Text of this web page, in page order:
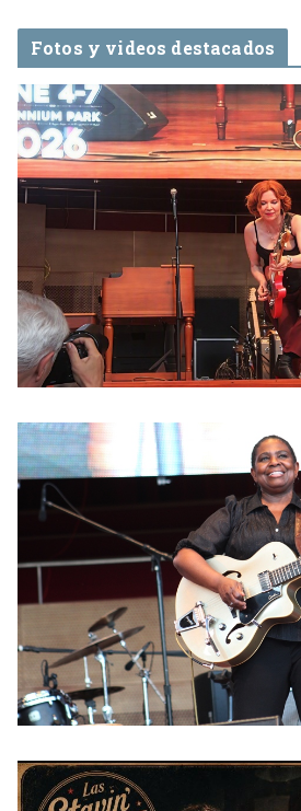
Fotos y videos destacados